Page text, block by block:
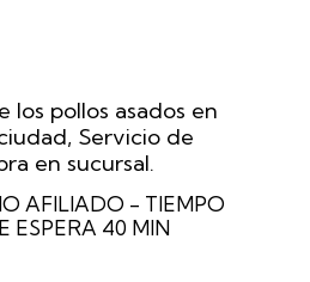
los pollos asados en
Servicio de
en sucursal.
AFILIADO - TIEMPO
ESPERA 40 MIN